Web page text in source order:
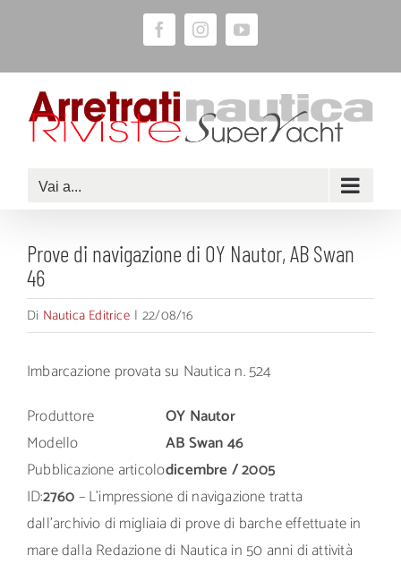
contenuto
FacebookInstagramYouTube
Vai a...
Prove di navigazione di OY Nautor, AB Swan
46
Di Nautica Editrice | 22/08/16
Imbarcazione provata su Nautica n. 524
Produttore
OY Nautor
Modello
AB Swan 46
Pubblicazione articolodicembre / 2005
ID:2760– L’impressione di navigazione tratta
dall’archivio di migliaia di prove di barche effettuate in
mare dalla Redazione di Nautica in 50 anni di attività